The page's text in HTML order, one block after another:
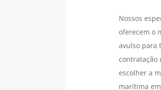
Nossos
oferecem o
avulso para
contratação
escolher a
marítima em